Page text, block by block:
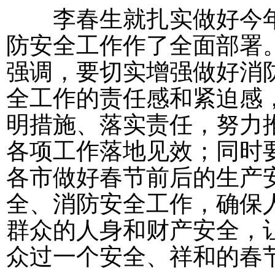
李春生就扎实做好今
防安全工作作了全面部署
强调，要切实增强做好消
全工作的责任感和紧迫感
明措施、落实责任，努力
各项工作落地见效；同时
各市做好春节前后的生产
全、消防安全工作，确保
群众的人身和财产安全，
众过一个安全、祥和的春